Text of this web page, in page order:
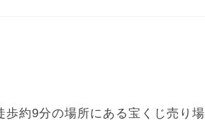
歩約9分の場所にある宝くじ売り場